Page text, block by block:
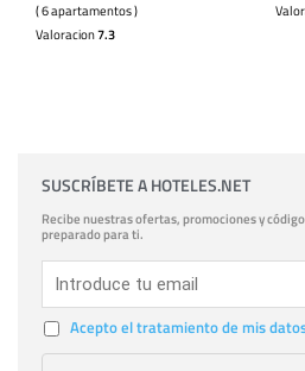
( 6 apartamentos )
Valoracion7.3
SUSCRÍBETE A HOTELES.NET
Recibe nuestras ofertas, promociones y
preparado para ti.
Acepto el tratamiento de mis